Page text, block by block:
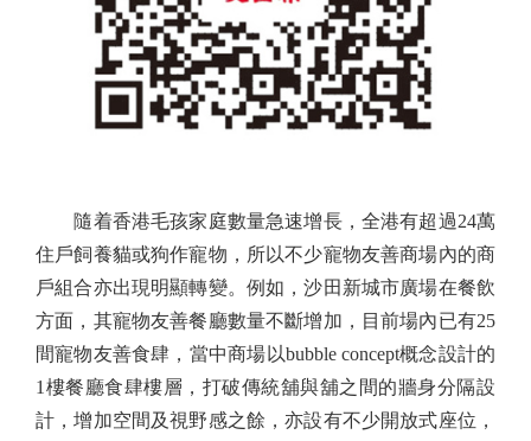
隨着香港毛孩家庭數量急速增長，全港有超過24萬
住戶飼養貓或狗作寵物，所以不少寵物友善商場內的商
戶組合亦出現明顯轉變。例如，沙田新城市廣場在餐飲
方面，其寵物友善餐廳數量不斷增加，目前場內已有25
間寵物友善食肆，當中商場以bubble concept概念設計的
1樓餐廳食肆樓層，打破傳統舖與舖之間的牆身分隔設
計，增加空間及視野感之餘，亦設有不少開放式座位，